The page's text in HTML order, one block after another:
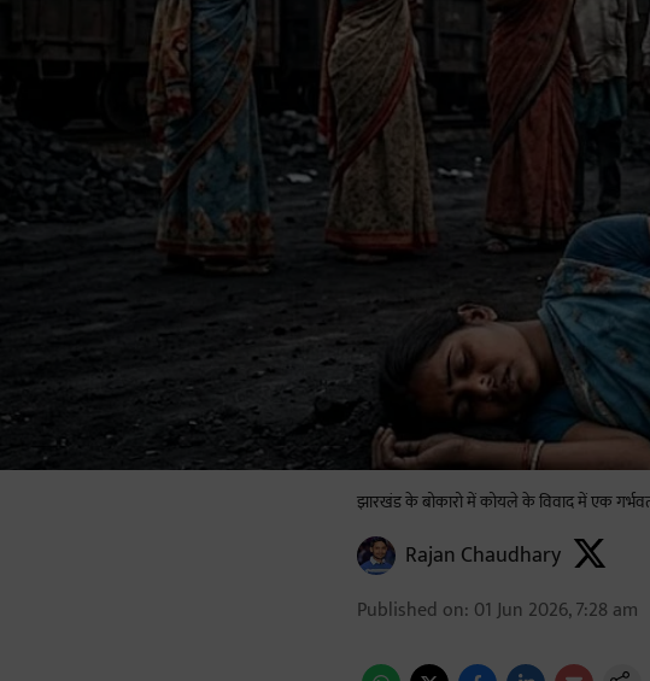
झारखंड के बोकारो में कोयले के विवाद में एक
Rajan Chaudhary
Published on: 01 Jun 2026, 7:28 am